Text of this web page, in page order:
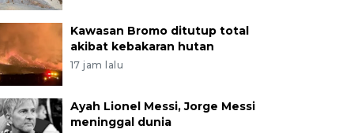
Kawasan Bromo ditutup total
akibat kebakaran hutan
17 jam lalu
Ayah Lionel Messi, Jorge Messi
meninggal dunia